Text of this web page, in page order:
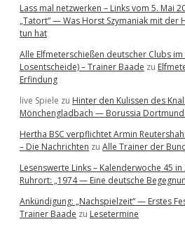
Lass mal netzwerken – Links vom 5. Mai
„Tatort“ — Was Horst Szymaniak mit der
tun hat
Alle Elfmeterschießen deutscher Clubs
Losentscheide) – Trainer Baade zu
Erfindung
live Spiele zu Hinter den Kulissen des
Mönchengladbach — Borussia
Hertha BSC verpflichtet Armin
– Die Nachrichten zu Alle Trainer der
Lesenswerte Links – Kalenderwoche 45 in
Ruhrort: „1974 — Eine deutsche
Ankündigung: „Nachspielzeit“ — Erstes
Trainer Baade zu Lesetermine